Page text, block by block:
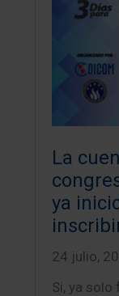
La
ya
24 julio,
Si, ya solo